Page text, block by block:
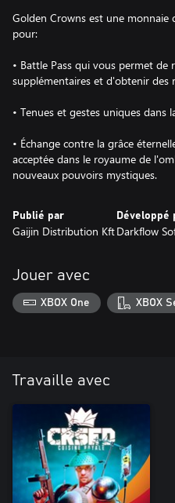
Golden Crowns est une
pour:
• Battle Pass qui vous permet de
supplémentaires et d'obtenir des
• Tenues et gestes uniques dans
• Échange contre la grâce
acceptée dans le royaume de
nouveaux pouvoirs mystiques.
Publié par
Gaijin Distribution Kft
Développé
Darkflow
Jouer avec
XBOX One XBOX
Travaille avec